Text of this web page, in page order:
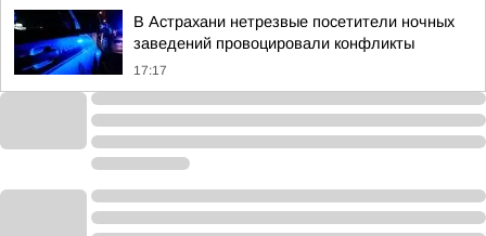
В Астрахани нетрезвые посетители ночных
заведений провоцировали конфликты
17:17